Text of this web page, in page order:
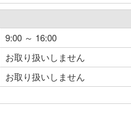
9:00 ～ 16:00
お取り扱いしません
お取り扱いしません